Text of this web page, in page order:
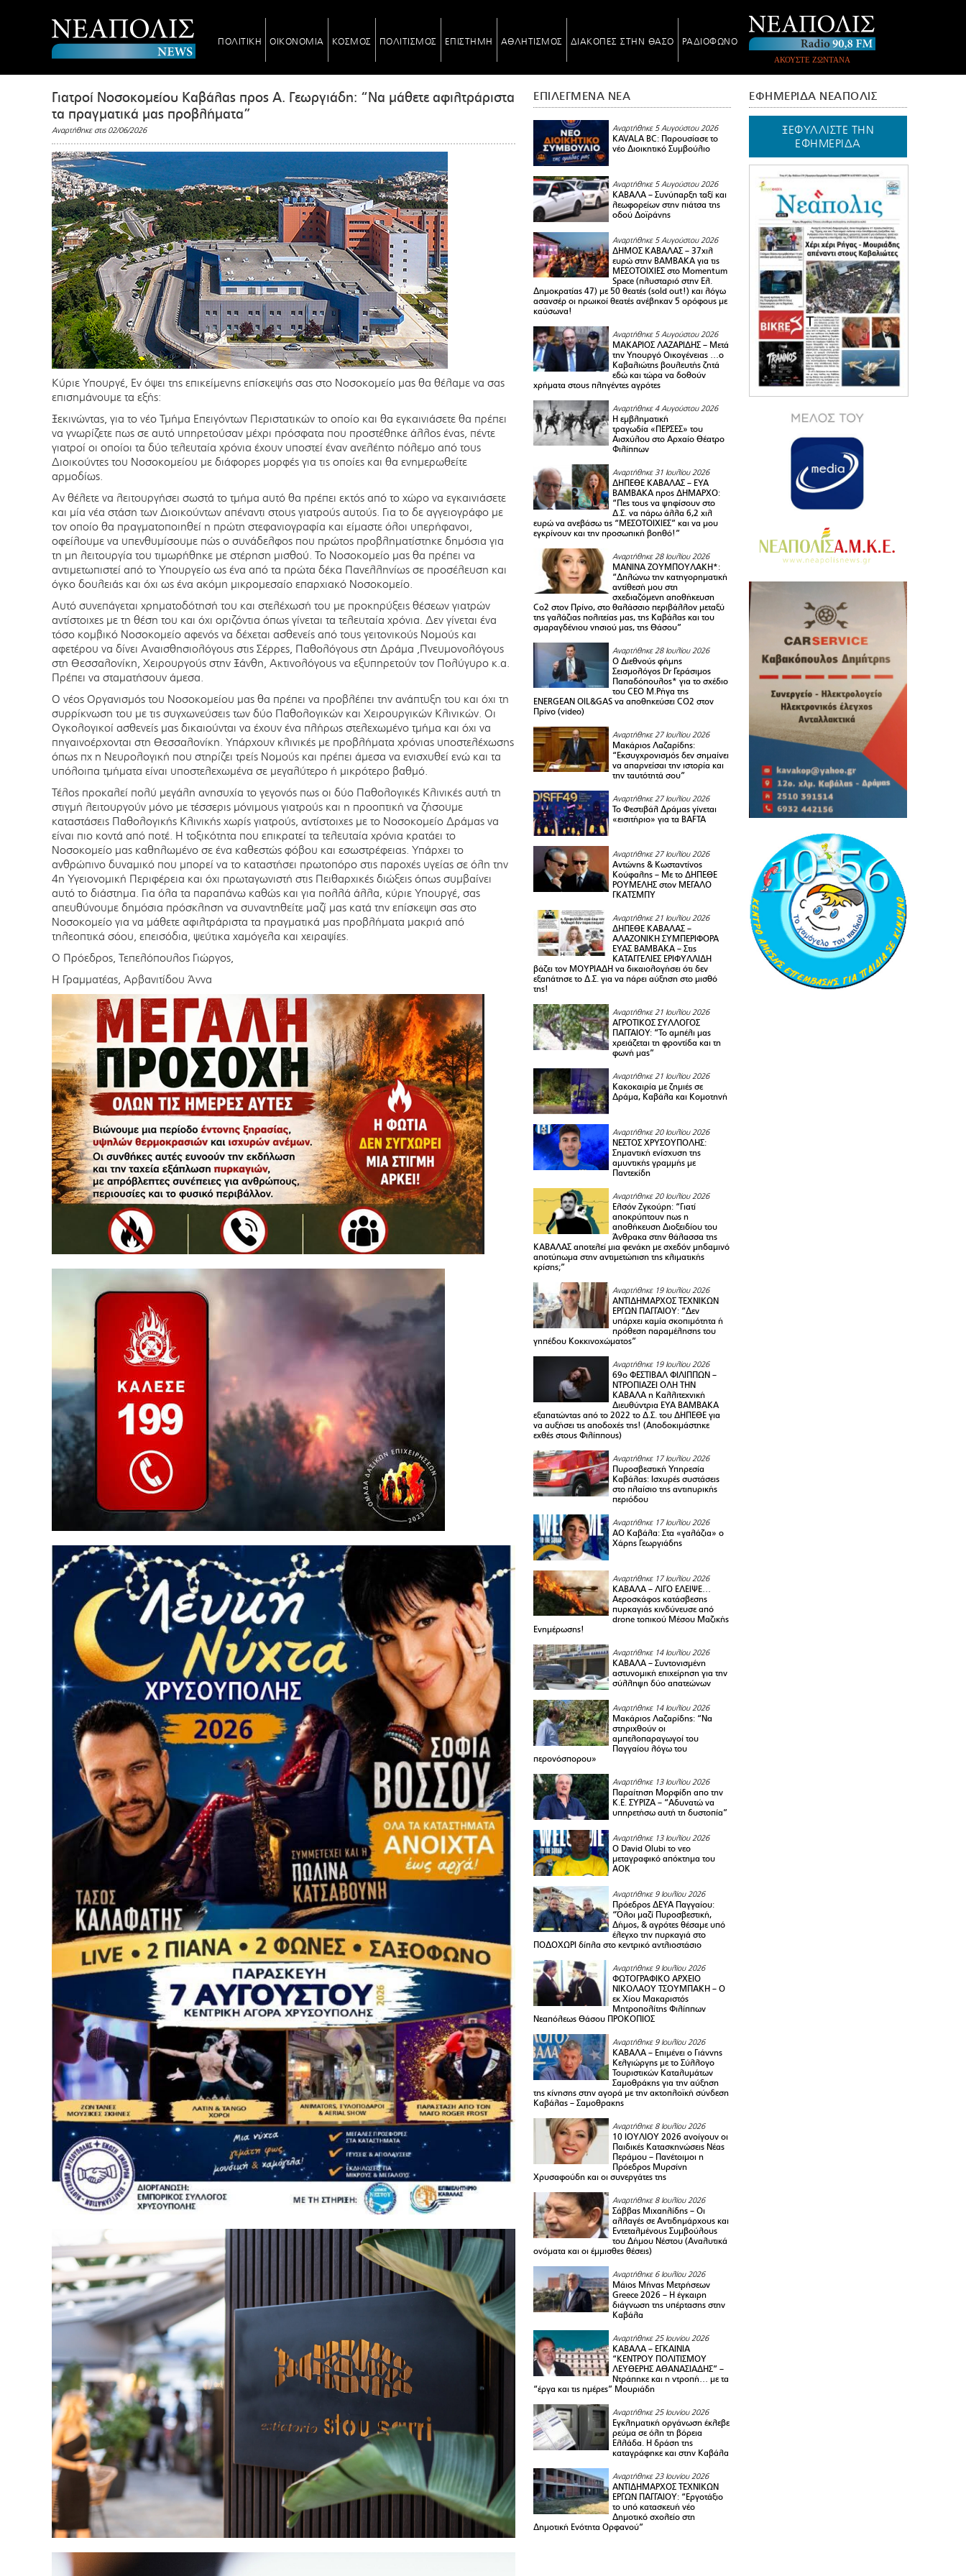
ΠΟΛΙΤΙΚΗ ΟΙΚΟΝΟΜΙΑ ΚΟΣΜΟΣ ΠΟΛΙΤΙΣΜΟΣ ΕΠΙΣΤΗΜΗ ΑΘΛΗΤΙΣΜΟΣ ΔΙΑΚΟΠΕΣ ΣΤΗΝ ΘΑΣΟ ΡΑΔΙΟΦΩΝΟ
ΑΚΟΥΣΤΕ ΖΩΝΤΑΝΑ
Γιατροί Νοσοκομείου Καβάλας προς Α. Γεωργιάδη: “Να μάθετε αφιλτράριστα
τα πραγματικά μας προβλήματα”
Αναρτήθηκε στις 02/06/2026
Κύριε Υπουργέ, Εν όψει της επικείμενης επίσκεψής σας στο Νοσοκομείο μας θα θέλαμε να σας
επισημάνουμε τα εξής:
Ξεκινώντας, για το νέο Τμήμα Επειγόντων Περιστατικών το οποίο και θα εγκαινιάσετε θα πρέπει
να γνωρίζετε πως σε αυτό υπηρετούσαν μέχρι πρόσφατα που προστέθηκε άλλος ένας, πέντε
γιατροί οι οποίοι τα δύο τελευταία χρόνια έχουν υποστεί έναν ανελέητο πόλεμο από τους
Διοικούντες του Νοσοκομείου με διάφορες μορφές για τις οποίες και θα ενημερωθείτε
αρμοδίως.
Αν θέλετε να λειτουργήσει σωστά το τμήμα αυτό θα πρέπει εκτός από το χώρο να εγκαινιάσετε
και μία νέα στάση των Διοικούντων απέναντι στους γιατρούς αυτούς. Για το δε αγγειογράφο με
τον οποίο θα πραγματοποιηθεί η πρώτη στεφανιογραφία και είμαστε όλοι υπερήφανοι,
οφείλουμε να υπενθυμίσουμε πώς ο συνάδελφος που πρώτος προβληματίστηκε δημόσια για
τη μη λειτουργία του τιμωρήθηκε με στέρηση μισθού. Το Νοσοκομείο μας θα πρέπει να
αντιμετωπιστεί από το Υπουργείο ως ένα από τα πρώτα δέκα Πανελληνίως σε προσέλευση και
όγκο δουλειάς και όχι ως ένα ακόμη μικρομεσαίο επαρχιακό Νοσοκομείο.
Αυτό συνεπάγεται χρηματοδότησή του και στελέχωσή του με προκηρύξεις θέσεων γιατρών
αντίστοιχες με τη θέση του και όχι οριζόντια όπως γίνεται τα τελευταία χρόνια. Δεν γίνεται ένα
τόσο κομβικό Νοσοκομείο αφενός να δέχεται ασθενείς από τους γειτονικούς Νομούς και
αφετέρου να δίνει Αναισθησιολόγους στις Σέρρες, Παθολόγους στη Δράμα ,Πνευμονολόγους
στη Θεσσαλονίκη, Χειρουργούς στην Ξάνθη, Ακτινολόγους να εξυπηρετούν τον Πολύγυρο κ.α.
Πρέπει να σταματήσουν άμεσα.
Ο νέος Οργανισμός του Νοσοκομείου μας θα πρέπει να προβλέπει την ανάπτυξη του και όχι τη
συρρίκνωση του με τις συγχωνεύσεις των δύο Παθολογικών και Χειρουργικών Κλινικών. Οι
Ογκολογικοί ασθενείς μας δικαιούνται να έχουν ένα πλήρως στελεχωμένο τμήμα και όχι να
πηγαινοέρχονται στη Θεσσαλονίκη. Υπάρχουν κλινικές με προβλήματα χρόνιας υποστελέχωσης
όπως πχ η Νευρολογική που στηρίζει τρείς Νομούς και πρέπει άμεσα να ενισχυθεί ενώ και τα
υπόλοιπα τμήματα είναι υποστελεχωμένα σε μεγαλύτερο ή μικρότερο βαθμό.
Τέλος προκαλεί πολύ μεγάλη ανησυχία το γεγονός πως οι δύο Παθολογικές Κλινικές αυτή τη
στιγμή λειτουργούν μόνο με τέσσερις μόνιμους γιατρούς και η προοπτική να ζήσουμε
καταστάσεις Παθολογικής Κλινικής χωρίς γιατρούς, αντίστοιχες με το Νοσοκομείο Δράμας να
είναι πιο κοντά από ποτέ. Η τοξικότητα που επικρατεί τα τελευταία χρόνια κρατάει το
Νοσοκομείο μας καθηλωμένο σε ένα καθεστώς φόβου και εσωστρέφειας. Υπάρχει το
ανθρώπινο δυναμικό που μπορεί να το καταστήσει πρωτοπόρο στις παροχές υγείας σε όλη την
4η Υγειονομική Περιφέρεια και όχι πρωταγωνιστή στις Πειθαρχικές διώξεις όπως συμβαίνει
αυτό το διάστημα. Για όλα τα παραπάνω καθώς και για πολλά άλλα, κύριε Υπουργέ, σας
απευθύνουμε δημόσια πρόσκληση να συναντηθείτε μαζί μας κατά την επίσκεψη σας στο
Νοσοκομείο για να μάθετε αφιλτράριστα τα πραγματικά μας προβλήματα μακριά από
τηλεοπτικά σόου, επεισόδια, ψεύτικα χαμόγελα και χειραψίες.
Ο Πρόεδρος, Τεπελόπουλος Γιώργος,
Η Γραμματέας, Αρβανιτίδου Άννα
ΕΠΙΛΕΓΜΕΝΑ ΝΕΑ
Αναρτήθηκε 5 Αυγούστου 2026
KAVALA BC: Παρουσίασε το
νέο Διοικητικό Συμβούλιο
Αναρτήθηκε 5 Αυγούστου 2026
ΚΑΒΑΛΑ – Συνύπαρξη ταξί και
λεωφορείων στην πιάτσα της
οδού Δοϊράνης
Αναρτήθηκε 5 Αυγούστου 2026
ΔΗΜΟΣ ΚΑΒΑΛΑΣ – 37χιλ
ευρώ στην ΒΑΜΒΑΚΑ για τις
ΜΕΣΟΤΟΙΧΙΕΣ στο Momentum
Space (πλυσταριό στην Ελ.
Δημοκρατίας 47) με 50 θεατές (sold out!) και λόγω
ασανσέρ οι ηρωικοί θεατές ανέβηκαν 5 ορόφους με
καύσωνα!
Αναρτήθηκε 5 Αυγούστου 2026
ΜΑΚΑΡΙΟΣ ΛΑΖΑΡΙΔΗΣ – Μετά
την Υπουργό Οικογένειας …ο
Καβαλιώτης βουλευτής ζητά
εδώ και τώρα να δοθούν
χρήματα στους πληγέντες αγρότες
Αναρτήθηκε 4 Αυγούστου 2026
Η εμβληματική
τραγωδία «ΠΕΡΣΕΣ» του
Αισχύλου στο Αρχαίο Θέατρο
Φιλίππων
Αναρτήθηκε 31 Ιουλίου 2026
ΔΗΠΕΘΕ ΚΑΒΑΛΑΣ – ΕΥΑ
ΒΑΜΒΑΚΑ προς ΔΗΜΑΡΧΟ:
“Πες τους να ψηφίσουν στο
Δ.Σ. να πάρω άλλα 6,2 χιλ
ευρώ να ανεβάσω τις “ΜΕΣΟΤΟΙΧΙΕΣ” και να μου
εγκρίνουν και την προσωπική βοηθό!”
Αναρτήθηκε 28 Ιουλίου 2026
ΜΑΝΙΝΑ ΖΟΥΜΠΟΥΛΑΚΗ*:
“Δηλώνω την κατηγορηματική
αντίθεσή μου στη
σχεδιαζόμενη αποθήκευση
Co2 στον Πρίνο, στο θαλάσσιο περιβάλλον μεταξύ
της γαλάζιας πολιτείας μας, της Καβάλας και του
σμαραγδένιου νησιού μας, της Θάσου”
Αναρτήθηκε 28 Ιουλίου 2026
Ο Διεθνούς φήμης
Σεισμολόγος Dr Γεράσιμος
Παπαδόπουλος* για το σχέδιο
του CEO M.Ρήγα της
ENERGEAN OIL&GAS να αποθηκεύσει CO2 στον
Πρίνο (video)
Αναρτήθηκε 27 Ιουλίου 2026
Μακάριος Λαζαρίδης:
“Εκσυγχρονισμός δεν σημαίνει
να απαρνείσαι την ιστορία και
την ταυτότητά σου”
Αναρτήθηκε 27 Ιουλίου 2026
Το Φεστιβάλ Δράμας γίνεται
«εισιτήριο» για τα BAFTA
Αναρτήθηκε 27 Ιουλίου 2026
Αντώνης & Κωσταντίνος
Κούφαλης – Με το ΔΗΠΕΘΕ
ΡΟΥΜΕΛΗΣ στον ΜΕΓΑΛΟ
ΓΚΑΤΣΜΠΥ
Αναρτήθηκε 21 Ιουλίου 2026
ΔΗΠΕΘΕ ΚΑΒΑΛΑΣ –
ΑΛΑΖΟΝΙΚΗ ΣΥΜΠΕΡΙΦΟΡΑ
ΕΥΑΣ ΒΑΜΒΑΚΑ – Στις
ΚΑΤΑΓΓΕΛΙΕΣ ΕΡΙΦΥΛΛΙΔΗ
βάζει τον ΜΟΥΡΙΑΔΗ να δικαιολογήσει ότι δεν
εξαπάτησε το Δ.Σ. για να πάρει αύξηση στο μισθό
της!
Αναρτήθηκε 21 Ιουλίου 2026
ΑΓΡΟΤΙΚΟΣ ΣΥΛΛΟΓΟΣ
ΠΑΓΓΑΙΟY: “Το αμπέλι μας
χρειάζεται τη φροντίδα και τη
φωνή μας”
Αναρτήθηκε 21 Ιουλίου 2026
Κακοκαιρία με ζημιές σε
Δράμα, Καβάλα και Κομοτηνή
Αναρτήθηκε 20 Ιουλίου 2026
ΝΕΣΤΟΣ ΧΡΥΣΟΥΠΟΛΗΣ:
Σημαντική ενίσχυση της
αμυντικής γραμμής με
Παντεκίδη
Αναρτήθηκε 20 Ιουλίου 2026
Ελσόν Ζγκούρη: “Γιατί
αποκρύπτουν πως η
αποθήκευση Διοξειδίου του
Άνθρακα στην θάλασσα της
ΚΑΒΑΛΑΣ αποτελεί μια φενάκη με σχεδόν μηδαμινό
αποτύπωμα στην αντιμετώπιση της κλιματικής
κρίσης;”
Αναρτήθηκε 19 Ιουλίου 2026
ΑΝΤΙΔΗΜΑΡΧΟΣ ΤΕΧΝΙΚΩΝ
ΕΡΓΩΝ ΠΑΓΓΑΙΟΥ: “Δεν
υπάρχει καμία σκοπιμότητα ή
πρόθεση παραμέλησης του
γηπέδου Κοκκινοχώματος”
Αναρτήθηκε 19 Ιουλίου 2026
69ο ΦΕΣΤΙΒΑΛ ΦΙΛΙΠΠΩΝ –
ΝΤΡΟΠΙΑΖΕΙ ΟΛΗ ΤΗΝ
ΚΑΒΑΛΑ η Καλλιτεχνική
Διευθύντρια ΕΥΑ ΒΑΜΒΑΚΑ
εξαπατώντας από το 2022 το Δ.Σ. του ΔΗΠΕΘΕ για
να αυξήσει τις αποδοχές της! (Αποδοκιμάστηκε
εχθές στους Φιλίππους)
Αναρτήθηκε 17 Ιουλίου 2026
Πυροσβεστική Υπηρεσία
Καβάλας: Ισχυρές συστάσεις
στο πλαίσιο της αντιπυρικής
περιόδου
Αναρτήθηκε 17 Ιουλίου 2026
ΑΟ Καβάλα: Στα «γαλάζια» ο
Χάρης Γεωργιάδης
Αναρτήθηκε 17 Ιουλίου 2026
ΚΑΒΑΛΑ – ΛΙΓΟ ΕΛΕΙΨΕ…
Αεροσκάφος κατάσβεσης
πυρκαγιάς κινδύνευσε από
drone τοπικού Μέσου Μαζικής
Ενημέρωσης!
Αναρτήθηκε 14 Ιουλίου 2026
ΚΑΒΑΛΑ – Συντονισμένη
αστυνομική επιχείρηση για την
σύλληψη δύο απατεώνων
Αναρτήθηκε 14 Ιουλίου 2026
Μακάριος Λαζαρίδης: “Να
στηριχθούν οι
αμπελοπαραγωγοί του
Παγγαίου λόγω του
περονόσπορου»
Αναρτήθηκε 13 Ιουλίου 2026
Παραίτηση Μορφίδη απο την
Κ.Ε. ΣΥΡΙΖΑ – “Αδυνατώ να
υπηρετήσω αυτή τη δυστοπία”
Αναρτήθηκε 13 Ιουλίου 2026
Ο David Olubi το νεο
μεταγραφικό απόκτημα του
ΑΟΚ
Αναρτήθηκε 9 Ιουλίου 2026
Πρόεδρος ΔΕΥΑ Παγγαίου:
“Όλοι μαζί Πυροσβεστική,
Δήμος, & αγρότες θέσαμε υπό
έλεγχο την πυρκαγιά στο
ΠΟΔΟΧΩΡΙ δίπλα στο κεντρικό αντλιοστάσιο
Αναρτήθηκε 9 Ιουλίου 2026
ΦΩΤΟΓΡΑΦΙΚΟ ΑΡΧΕΙΟ
ΝΙΚΟΛΑΟΥ ΤΣΟΥΜΠΑΚΗ – Ο
εκ Χίου Μακαριστός
Μητροπολίτης Φιλίππων
Νεαπόλεως Θάσου ΠΡΟΚΟΠΙΟΣ
Αναρτήθηκε 9 Ιουλίου 2026
ΚΑΒΑΛΑ – Επιμένει ο Γιάννης
Κελγιώργης με το Σύλλογο
Τουριστικών Καταλυμάτων
Σαμοθράκης για την αύξηση
της κίνησης στην αγορά με την ακτοπλοϊκή σύνδεση
Καβάλας – Σαμοθρακης
Αναρτήθηκε 8 Ιουλίου 2026
10 ΙΟΥΛΙΟΥ 2026 ανοίγουν οι
Παιδικές Κατασκηνώσεις Νέας
Περάμου – Πανέτοιμοι η
Πρόεδρος Μυρσίνη
Χρυσαφούδη και οι συνεργάτες της
Αναρτήθηκε 8 Ιουλίου 2026
Σάββας Μιχαηλίδης – Οι
αλλαγές σε Αντιδημάρχους και
Εντεταλμένους Συμβούλους
του Δήμου Νέστου (Αναλυτικά
ονόματα και οι έμμισθες θέσεις)
Αναρτήθηκε 6 Ιουλίου 2026
Μάιος Μήνας Μετρήσεων
Greece 2026 – H έγκαιρη
διάγνωση της υπέρτασης στην
Καβάλα
Αναρτήθηκε 25 Ιουνίου 2026
ΚΑΒΑΛΑ – ΕΓΚΑΙΝΙΑ
“ΚΕΝΤΡΟΥ ΠΟΛΙΤΙΣΜΟΥ
ΛΕΥΘΕΡΗΣ ΑΘΑΝΑΣΙΑΔΗΣ” –
Ντράπηκε και η ντροπή… με τα
“έργα και τις ημέρες” Μουριάδη
Αναρτήθηκε 25 Ιουνίου 2026
Εγκληματική οργάνωση έκλεβε
ρεύμα σε όλη τη βόρεια
Ελλάδα. Η δράση της
καταγράφηκε και στην Καβάλα
Αναρτήθηκε 23 Ιουνίου 2026
ΑΝΤΙΔΗΜΑΡΧΟΣ ΤΕΧΝΙΚΩΝ
ΕΡΓΩΝ ΠΑΓΓΑΙΟΥ: “Εργοτάξιο
το υπό κατασκευή νέο
Δημοτικό σχολείο στη
Δημοτική Ενότητα Ορφανού”
ΕΦΗΜΕΡΙΔΑ ΝΕΑΠΟΛΙΣ
ΞΕΦΥΛΛΙΣΤΕ ΤΗΝ
ΕΦΗΜΕΡΙΔΑ